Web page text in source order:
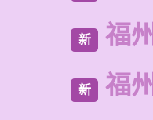
新 福
新 福